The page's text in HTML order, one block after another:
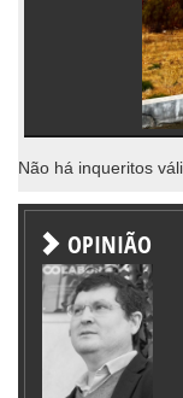
Não há inqueritos
OPINIÃO